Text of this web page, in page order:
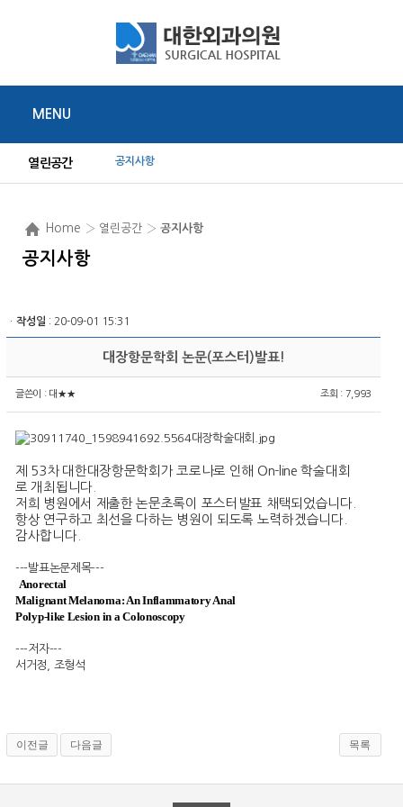
MENU
열린공간 공지사항
Home › 열린공간 › 공지사항
공지사항
ㆍ 작성일 : 20-09-01 15:31
대장항문학회 논문(포스터)발표!
글쓴이 : 대★★ 조회 : 7,993
제 53차 대한대장항문학회가 코로나로 인해 On-line 학술대회
로 개최됩니다.
저희 병원에서 제출한 논문초록이 포스터발표 채택되었습니다.
항상 연구하고 최선을 다하는 병원이 되도록 노력하겠습니다.
감사합니다.
---발표논문제목---
Anorectal
Malignant Melanoma: An InflammatoryAnal
Polyp-like Lesion in aColonoscopy
---저자---
서거정, 조형석
이전글 다음글 목록